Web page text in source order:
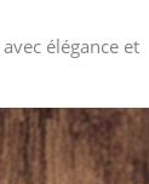
avec élégance et